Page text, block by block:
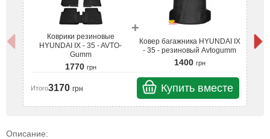
Коврики резиновые
HYUNDAI IX - 35 - AVTO-
Gumm
1770 грн
+
Ковер багажника HYUNDAI IX
- 35 - резиновый Avtogumm
1400 грн
Итого3170 грн Купить вместе
Описание: